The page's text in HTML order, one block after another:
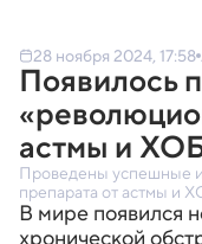
28 ноября 2024, 17:58
Появилось
астмы и
Проведены успешные
препарата от астмы и
В мире появился